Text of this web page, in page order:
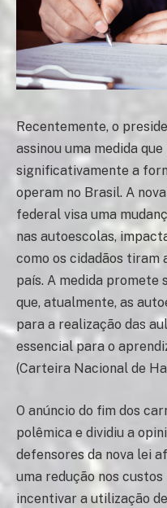
Recentemente, o
assinou uma medida
significativamente a
operam no Brasil. A
federal visa uma
nas autoescolas,
como os cidadãos tiram
país. A medida promete
que, atualmente, as
para a realização das
essencial para o
(Carteira Nacional de
O anúncio do fim dos
polêmica e dividiu a
defensores da nova lei
uma redução nos
incentivar a utilização